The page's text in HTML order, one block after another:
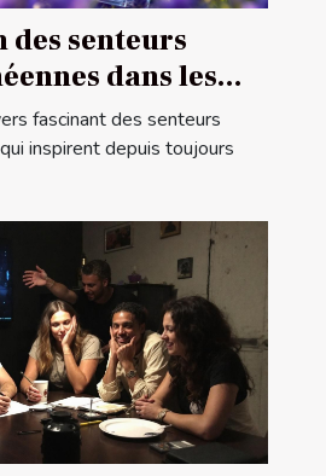
senteurs
dans les
fascinant des senteurs
inspirent depuis toujours